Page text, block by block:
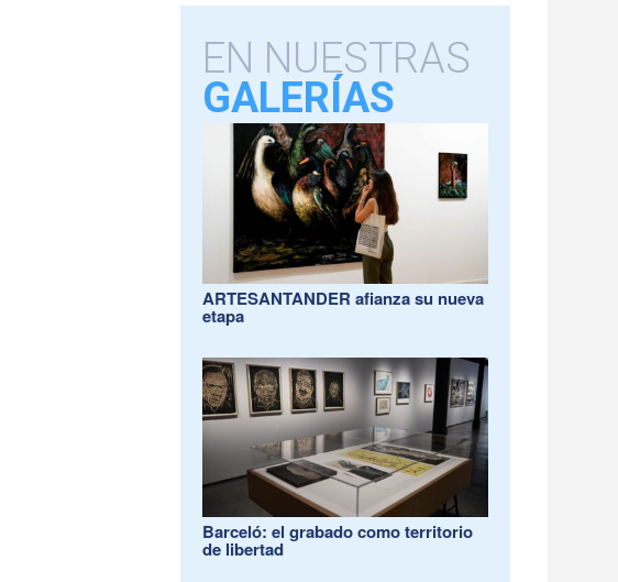
EN NUESTRAS
GALERÍAS
ARTESANTANDER afianza su nueva
etapa
Barceló: el grabado como territorio
de libertad